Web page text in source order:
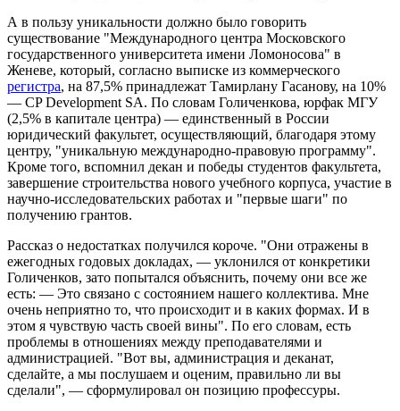
А в пользу уникальности должно было говорить
существование "Международного центра Московского
государственного университета имени Ломоносова" в
Женеве, который, согласно выписке из коммерческого
регистра, на 87,5% принадлежат Тамирлану Гасанову, на 10%
— CP Development SA. По словам Голиченкова, юрфак МГУ
(2,5% в капитале центра) — единственный в России
юридический факультет, осуществляющий, благодаря этому
центру, "уникальную международно-правовую программу".
Кроме того, вспомнил декан и победы студентов факультета,
завершение строительства нового учебного корпуса, участие в
научно-исследовательских работах и "первые шаги" по
получению грантов.
Рассказ о недостатках получился короче. "Они отражены в
ежегодных годовых докладах, — уклонился от конкретики
Голиченков, зато попытался объяснить, почему они все же
есть: — Это связано с состоянием нашего коллектива. Мне
очень неприятно то, что происходит и в каких формах. И в
этом я чувствую часть своей вины". По его словам, есть
проблемы в отношениях между преподавателями и
администрацией. "Вот вы, администрация и деканат,
сделайте, а мы послушаем и оценим, правильно ли вы
сделали", — сформулировал он позицию профессуры.